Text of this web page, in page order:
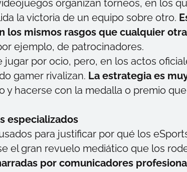
organizan torneos, en los
la victoria de un equipo sobre otro.
los mismos rasgos que cualquier
ejemplo, de patrocinadores.
jugar por ocio, pero, en los actos
gamer rivalizan. La estrategia es
y hacerse con la medalla o premio
especializados
para justificar por qué los
el gran revuelo mediático que los
por comunicadores